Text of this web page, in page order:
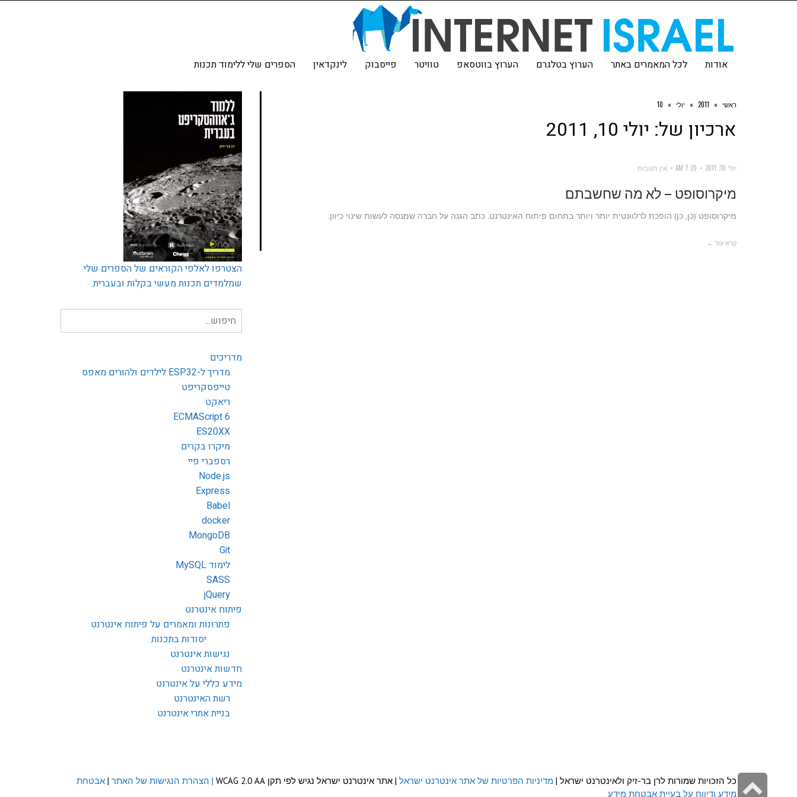
אודות לכל המאמרים באתר הערוץ בטלגרם הערוץ בווטסאפ טוויטר פייסבוק לינקדאין הספרים שלי ללימוד תכנות
ראשי »
2011
» יולי »
10
ארכיון של: יולי 10, 2011
יולי 10, 2011 7:20 AM אין תגובות
מיקרוסופט – לא מה שחשבתם
מיקרוסופט (כן, כן) הופכת לרלוונטית יותר ויותר בתחום פיתוח האינטרנט. כתב הגנה על חברה שמנסה לעשות שינוי כיוון.
קרא עוד ←
הצטרפו לאלפי הקוראים של הספרים שלי
שמלמדים תכנות מעשי בקלות ובעברית
חיפוש
עבור:
מדריכים
מדריך ל-ESP32 לילדים ולהורים מאפס
טייפסקריפט
ריאקט
ECMAScript 6
ES20XX
מיקרו בקרים
רספברי פיי
Node.js
Express
Babel
docker
MongoDB
Git
לימוד MySQL
SASS
jQuery
פיתוח אינטרנט
פתרונות ומאמרים על פיתוח אינטרנט
יסודות בתכנות
נגישות אינטרנט
חדשות אינטרנט
מידע כללי על אינטרנט
רשת האינטרנט
בניית אתרי אינטרנט
כל הזכויות שמורות לרן בר-זיק ולאינטרנט ישראל | מדיניות הפרטיות של אתר אינטרנט ישראל | אתר אינטרנט ישראל נגיש לפי תקן WCAG 2.0 AA | הצהרת הנגישות של האתר | אבטחת
מידע ודיווח על בעיית אבטחת מידע
גלילה